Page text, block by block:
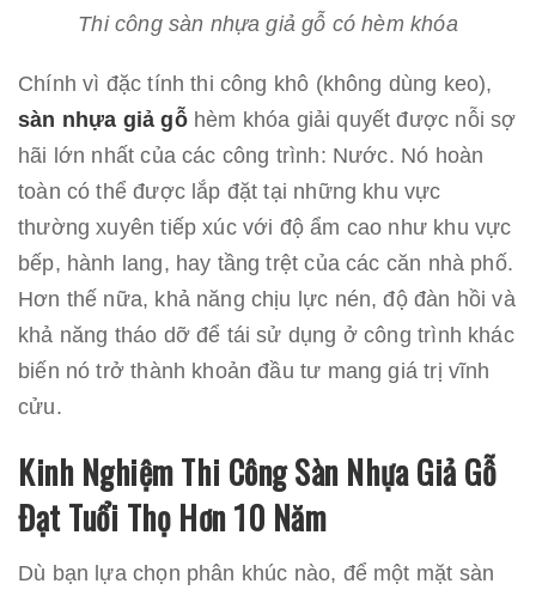
Thi công sàn nhựa giả gỗ có hèm khóa
Chính vì đặc tính thi công khô (không dùng keo),
sàn nhựa giả gỗhèm khóa giải quyết được nỗi sợ
hãi lớn nhất của các công trình: Nước. Nó hoàn
toàn có thể được lắp đặt tại những khu vực
thường xuyên tiếp xúc với độ ẩm cao như khu vực
bếp, hành lang, hay tầng trệt của các căn nhà phố.
Hơn thế nữa, khả năng chịu lực nén, độ đàn hồi và
khả năng tháo dỡ để tái sử dụng ở công trình khác
biến nó trở thành khoản đầu tư mang giá trị vĩnh
cửu.
Kinh Nghiệm Thi Công Sàn Nhựa Giả Gỗ
Đạt Tuổi Thọ Hơn 10 Năm
Dù bạn lựa chọn phân khúc nào, để một mặt sàn